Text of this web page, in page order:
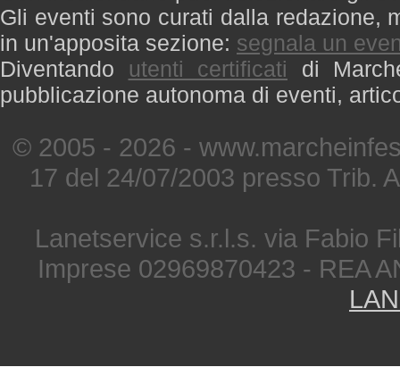
Gli eventi sono curati dalla redazione,
in un'apposita sezione: segnala un
Diventando utenti certificati di
pubblicazione autonoma di eventi,
© 2005 - 2026 -
17 del 24/07/2003 presso Trib.
Lanetservice s.r.l.s. via Fabio
Imprese 02969870423 - REA